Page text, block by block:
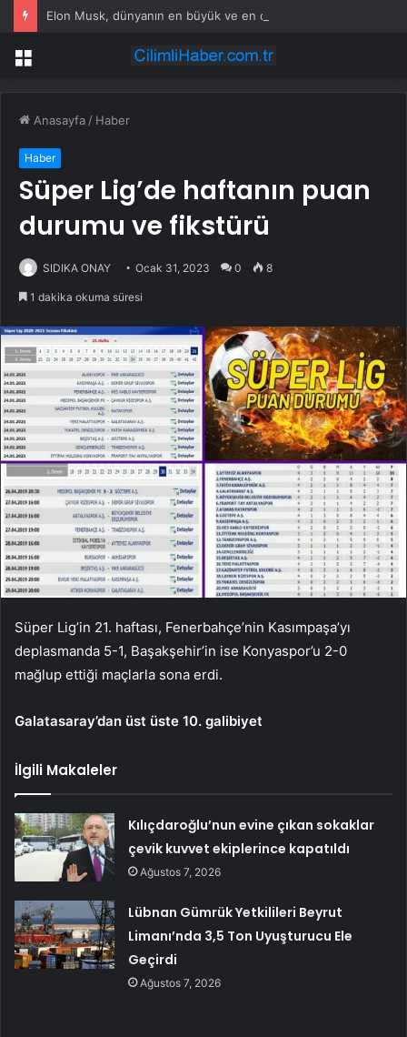
Menü
Anasayfa / Haber
Haber
Süper Lig’de haftanın puan
durumu ve fikstürü
SIDIKA ONAY Ocak 31, 2023 0 8
1 dakika okuma süresi
Süper Lig’in 21. haftası, Fenerbahçe’nin Kasımpaşa’yı
deplasmanda 5-1, Başakşehir’in ise Konyaspor’u 2-0
mağlup ettiği maçlarla sona erdi.
Galatasaray’dan üst üste 10. galibiyet
İlgili Makaleler
Kılıçdaroğlu’nun evine çıkan sokaklar
çevik kuvvet ekiplerince kapatıldı
Ağustos 7, 2026
Lübnan Gümrük Yetkilileri Beyrut
Limanı’nda 3,5 Ton Uyuşturucu Ele
Geçirdi
Ağustos 7, 2026